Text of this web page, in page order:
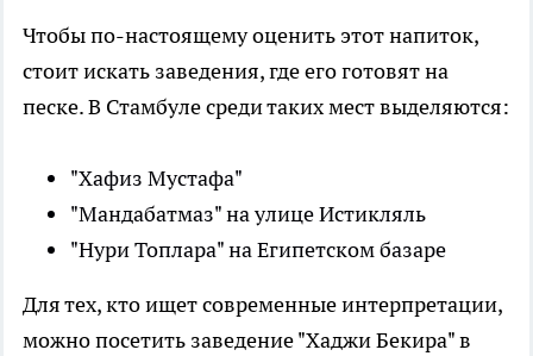
Чтобы по-настоящему оценить этот напиток,
стоит искать заведения, где его готовят на
песке. В Стамбуле среди таких мест выделяются:
"Хафиз Мустафа"
"Мандабатмаз" на улице Истикляль
"Нури Топлара" на Египетском базаре
Для тех, кто ищет современные интерпретации,
можно посетить заведение "Хаджи Бекира" в